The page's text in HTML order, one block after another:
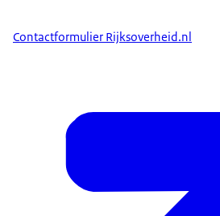
Contactformulier Rijksoverheid.nl